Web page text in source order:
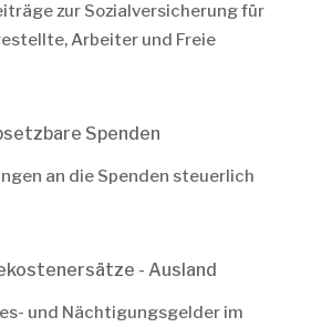
zur Sozialversicherung für
Arbeiter und Freie
Spenden
an die Spenden steuerlich
- Ausland
und Nächtigungsgelder im